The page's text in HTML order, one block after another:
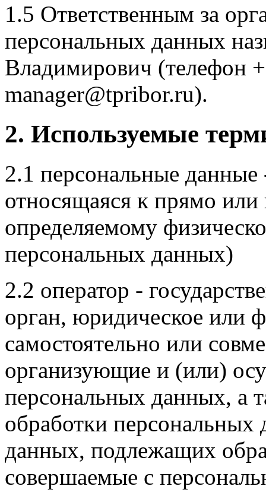
1.5 Ответственным за
персональных данных
Владимирович (телефон
manager@tpribor.ru).
2. Используемые
2.1 персональные
относящаяся к прямо
определяемому
персональных данных)
2.2 оператор -
орган, юридическое или
самостоятельно или
организующие и (или)
персональных данных, а
обработки персональных
данных, подлежащих
совершаемые с